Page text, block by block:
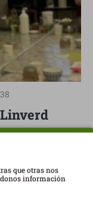
Casals de
-
Aforo
hasta el
aprenderás
que otras nos
información